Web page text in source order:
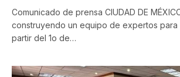
Comunicado de prensa CIUDAD DE
construyendo un equipo de expertos para
partir del 1o de…